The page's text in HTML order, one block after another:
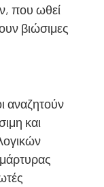
που ωθεί
βιώσιμες
αναζητούν
και